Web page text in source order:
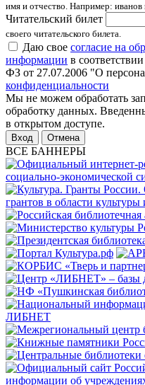
имя и отчество. Например: иванов
Читательский билет
своего читательского билета.
Даю свое согласие на
информации в
ФЗ от 27.07.2006 "О
конфиденциальности
Мы не можем обработать
обработку данных.
в открытом доступе.
Отмена
ВСЕ БАННЕРЫ